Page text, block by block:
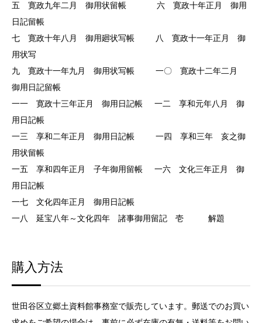
五 寛政九年二月 御用状留帳 六 寛政十年正月 御用
日記留帳
七 寛政十年八月 御用廻状写帳 八 寛政十一年正月 御
用状写
九 寛政十一年九月 御用状写帳 一〇 寛政十二年二月
御用日記留帳
一一 寛政十三年正月 御用日記帳 一二 享和元年八月 御
用日記帳
一三 享和二年正月 御用日記帳 一四 享和三年 亥之御
用状留帳
一五 享和四年正月 子年御用留帳 一六 文化三年正月 御
用日記帳
一七 文化四年正月 御用日記帳
一八 延宝八年～文化四年 諸事御用留記 壱 解題
購入方法
世田谷区立郷土資料館事務室で販売しています。郵送でのお買い